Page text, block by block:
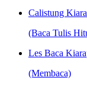
Calistung
(Baca Tulis
Les Baca
(Membaca)